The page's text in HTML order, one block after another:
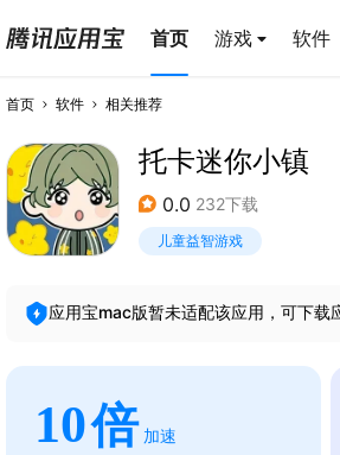
首页 游戏 软件
首页 软件 相关推荐
托卡迷你小镇
0.0 232下载
儿童益智游戏
应用宝mac版暂未适配该应用，可下载
10倍 加速